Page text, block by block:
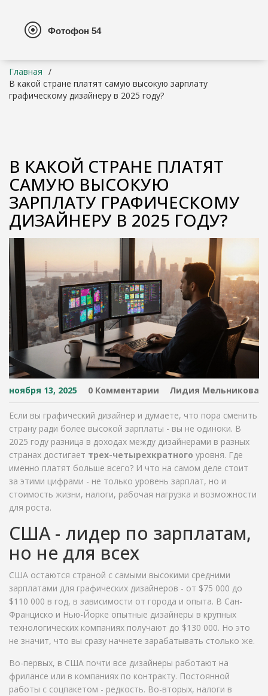
Главная
В какой стране платят самую высокую зарплату
графическому дизайнеру в 2025 году?
В КАКОЙ СТРАНЕ ПЛАТЯТ
САМУЮ ВЫСОКУЮ
ЗАРПЛАТУ ГРАФИЧЕСКОМУ
ДИЗАЙНЕРУ В 2025 ГОДУ?
ноября 13, 2025 0 Комментарии Лидия Мельникова
Если вы графический дизайнер и думаете, что пора сменить
страну ради более высокой зарплаты - вы не одиноки. В
2025 году разница в доходах между дизайнерами в разных
странах достигает трех-четырехкратного уровня. Где
именно платят больше всего? И что на самом деле стоит
за этими цифрами - не только уровень зарплат, но и
стоимость жизни, налоги, рабочая нагрузка и возможности
для роста.
США - лидер по зарплатам,
но не для всех
США остаются страной с самыми высокими средними
зарплатами для графических дизайнеров - от $75 000 до
$110 000 в год, в зависимости от города и опыта. В Сан-
Франциско и Нью-Йорке опытные дизайнеры в крупных
технологических компаниях получают до $130 000. Но это
не значит, что вы сразу начнете зарабатывать столько же.
Во-первых, в США почти все дизайнеры работают на
фрилансе или в компаниях по контракту. Постоянной
работы с соцпакетом - редкость. Во-вторых, налоги в